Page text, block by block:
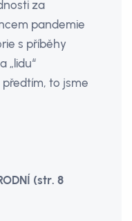
za
pandemie
s příběhy
„lidu“
to jsme
(str. 8